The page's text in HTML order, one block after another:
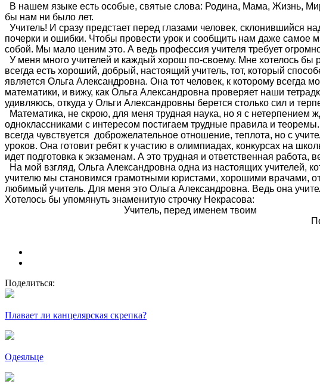
В нашем языке есть особые, святые слова: Родина, Мама, Жизнь,
бы нам ни было лет.
Учитель! И сразу предстает перед глазами человек, склонившийся
почерки и ошибки. Чтобы провести урок и сообщить нам даже самое
собой. Мы мало ценим это. А ведь профессия учителя требует
У меня много учителей и каждый хорош по-своему. Мне хотелось бы
всегда есть хороший, добрый, настоящий учитель, тот, который
является Ольга Александровна. Она тот человек, к которому
математики, и вижу, как Ольга Александровна проверяет наши
удивляюсь, откуда у Ольги Александровны берется столько сил и
Математика, не скрою, для меня трудная наука, но я с нетерпением
одноклассниками с интересом постигаем трудные правила и
всегда чувствуется доброжелательное отношение, теплота, но с
уроков. Она готовит ребят к участию в олимпиадах, конкурсах на
идет подготовка к экзаменам. А это трудная и ответственная
На мой взгляд, Ольга Александровна одна из настоящих учителей,
учителю мы становимся грамотными юристами, хорошими врачами,
любимый учитель. Для меня это Ольга Александровна. Ведь она
Хотелось бы упомянуть знаменитую строчку Некрасова:
Учитель, перед именем твоим
Поделиться:
Плавает ли канцелярская скрепка?
Одеяльце